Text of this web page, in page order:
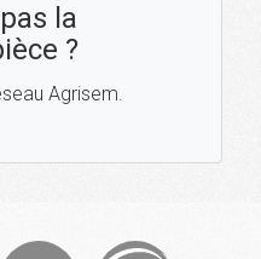
la
?
Agrisem.